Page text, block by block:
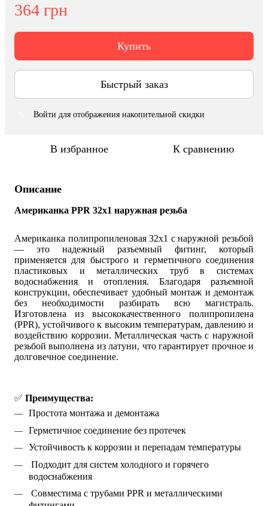
364 грн
Купить
Быстрый заказ
Войти для отображения накопительной скидки
В избранное К сравнению
Описание
Американка PPR 32x1 наружная резьба
Американка полипропиленовая 32x1 с наружной резьбой
— это надежный разъемный фитинг, который
применяется для быстрого и герметичного соединения
пластиковых и металлических труб в системах
водоснабжения и отопления. Благодаря разъемной
конструкции, обеспечивает удобный монтаж и демонтаж
без необходимости разбирать всю магистраль.
Изготовлена из высококачественного полипропилена
(PPR), устойчивого к высоким температурам, давлению и
воздействию коррозии. Металлическая часть с наружной
резьбой выполнена из латуни, что гарантирует прочное и
долговечное соединение.
✅ Преимущества:
Простота монтажа и демонтажа
Герметичное соединение без протечек
Устойчивость к коррозии и перепадам температуры
Подходит для систем холодного и горячего
водоснабжения
Совместима с трубами PPR и металлическими